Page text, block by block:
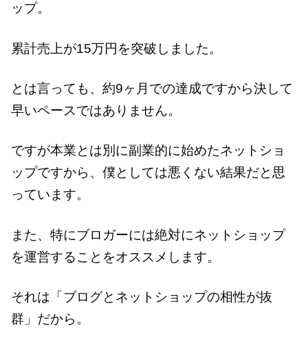
ップ。
累計売上が15万円を突破しました。
とは言っても、約9ヶ月での達成ですから決して
早いペースではありません。
ですが本業とは別に副業的に始めたネットショ
ップですから、僕としては悪くない結果だと思
っています。
また、特にブロガーには絶対にネットショップ
を運営することをオススメします。
それは「ブログとネットショップの相性が抜
群」だから。